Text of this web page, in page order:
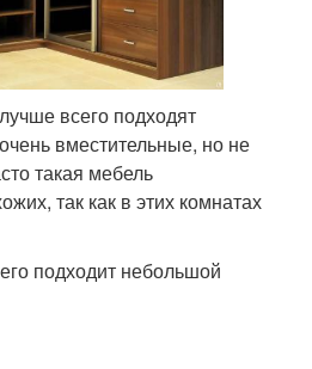
всего подходят
вместительные, но не
такая мебель
так как в этих комнатах
подходит небольшой